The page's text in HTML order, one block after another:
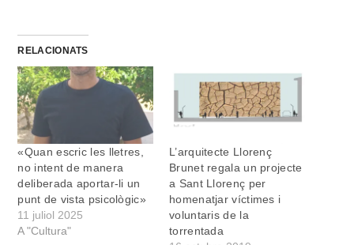
RELACIONATS
«Quan escric les lletres,
no intent de manera
deliberada aportar-li un
punt de vista psicològic»
11 juliol 2025
A "Cultura"
L’arquitecte Llorenç
Brunet regala un projecte
a Sant Llorenç per
homenatjar víctimes i
voluntaris de la
torrentada